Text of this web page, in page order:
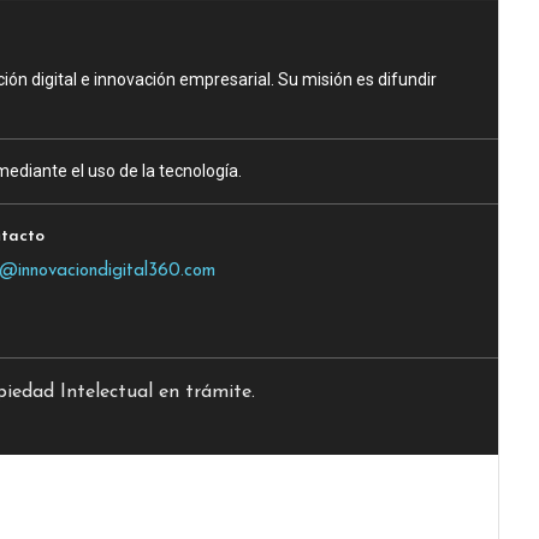
digital e innovación empresarial. Su misión es difundir
el uso de la tecnología.
Intelectual en trámite.